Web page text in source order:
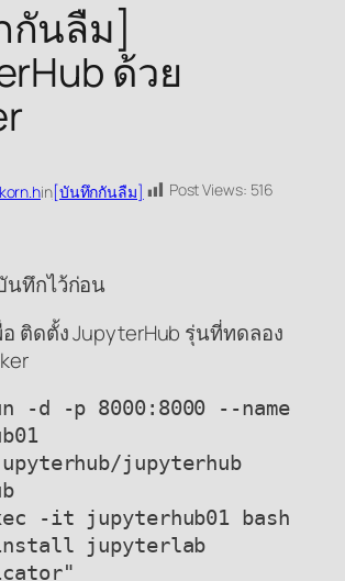
กันลืม]
ด้วย
in[บันทึกกันลืม] Post Views: 516
นทึกไว้ก่อน
ติดตั้ง JupyterHub รุ่นที่ทดลอง
-d -p 8000:8000 --name
jupyterhub
-it jupyterhub01 bash
jupyterlab